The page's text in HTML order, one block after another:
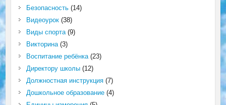
Безопасность(14)
Видеоурок(38)
Виды спорта(9)
Викторина(3)
Воспитание ребёнка(23)
Директору школы(12)
Должностная инструкция(7)
Дошкольное образование(4)